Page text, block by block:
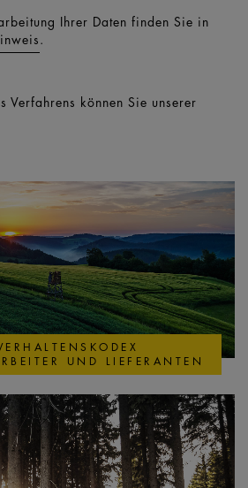
Ihrer Daten finden Sie in
.
Verfahrens können Sie unserer
UND LIEFERANTEN